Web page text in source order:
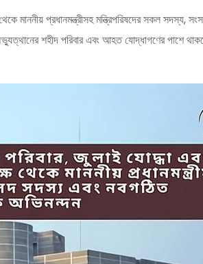
মাননীয় প্রধানমন্ত্রীসহ মন্ত্রিপরিষদের সকল সদস্য,
শহীদ পরিবার এবং আহত যোদ্ধাগণের পাশে